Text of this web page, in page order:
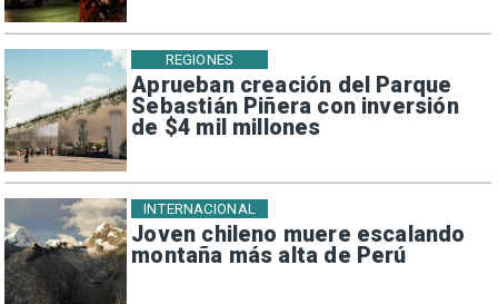
Aprueban creación del Parque
Sebastián Piñera con inversión
de $4 mil millones
REGIONES
Joven chileno muere escalando
montaña más alta de Perú
INTERNACIONAL